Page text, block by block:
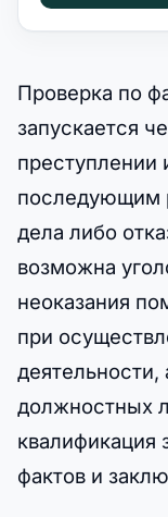
Проверка по
запускается
преступлении
последующим
дела либо
возможна
неоказания
при
деятельности,
должностных
квалификация
фактов и